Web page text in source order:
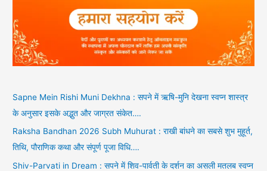
Sapne Mein Rishi Muni Dekhna : सपने में ऋषि-मुनि देखना स्वप्न शास्त्र
के अनुसार इसके अद्भुत और जाग्रत संकेत….
Raksha Bandhan 2026 Subh Muhurat : राखी बांधने का सबसे शुभ मुहूर्त,
तिथि, पौराणिक कथा और संपूर्ण पूजा विधि….
Shiv-Parvati in Dream : सपने में शिव-पार्वती के दर्शन का असली मतलब स्वप्न